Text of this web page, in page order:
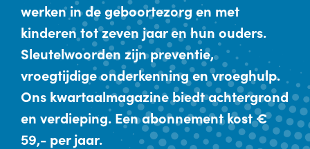
werken in de geboortezorg en met
kinderen tot zeven jaar en hun ouders.
Sleutelwoorden zijn preventie,
vroegtijdige onderkenning en vroeghulp.
Ons kwartaalmagazine biedt achtergrond
en verdieping. Een abonnement kost €
59,- per jaar.